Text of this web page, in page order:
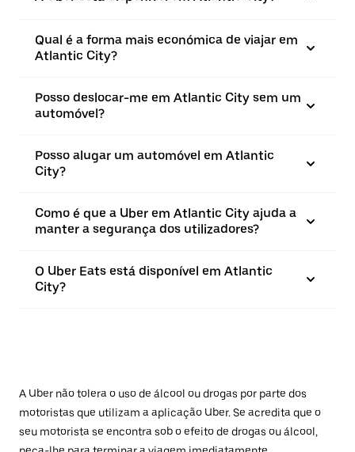
Qual é a forma mais económica de viajar em
Atlantic City?
Posso deslocar-me em Atlantic City sem um
automóvel?
Posso alugar um automóvel em Atlantic
City?
Como é que a Uber em Atlantic City ajuda a
manter a segurança dos utilizadores?
O Uber Eats está disponível em Atlantic
City?
A Uber não tolera o uso de álcool ou drogas por parte dos
motoristas que utilizam a aplicação Uber. Se acredita que o
seu motorista se encontra sob o efeito de drogas ou álcool,